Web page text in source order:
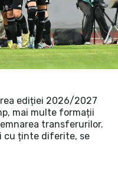
ediției 2026/2027
mai multe formații
transferurilor.
cu ținte diferite, se